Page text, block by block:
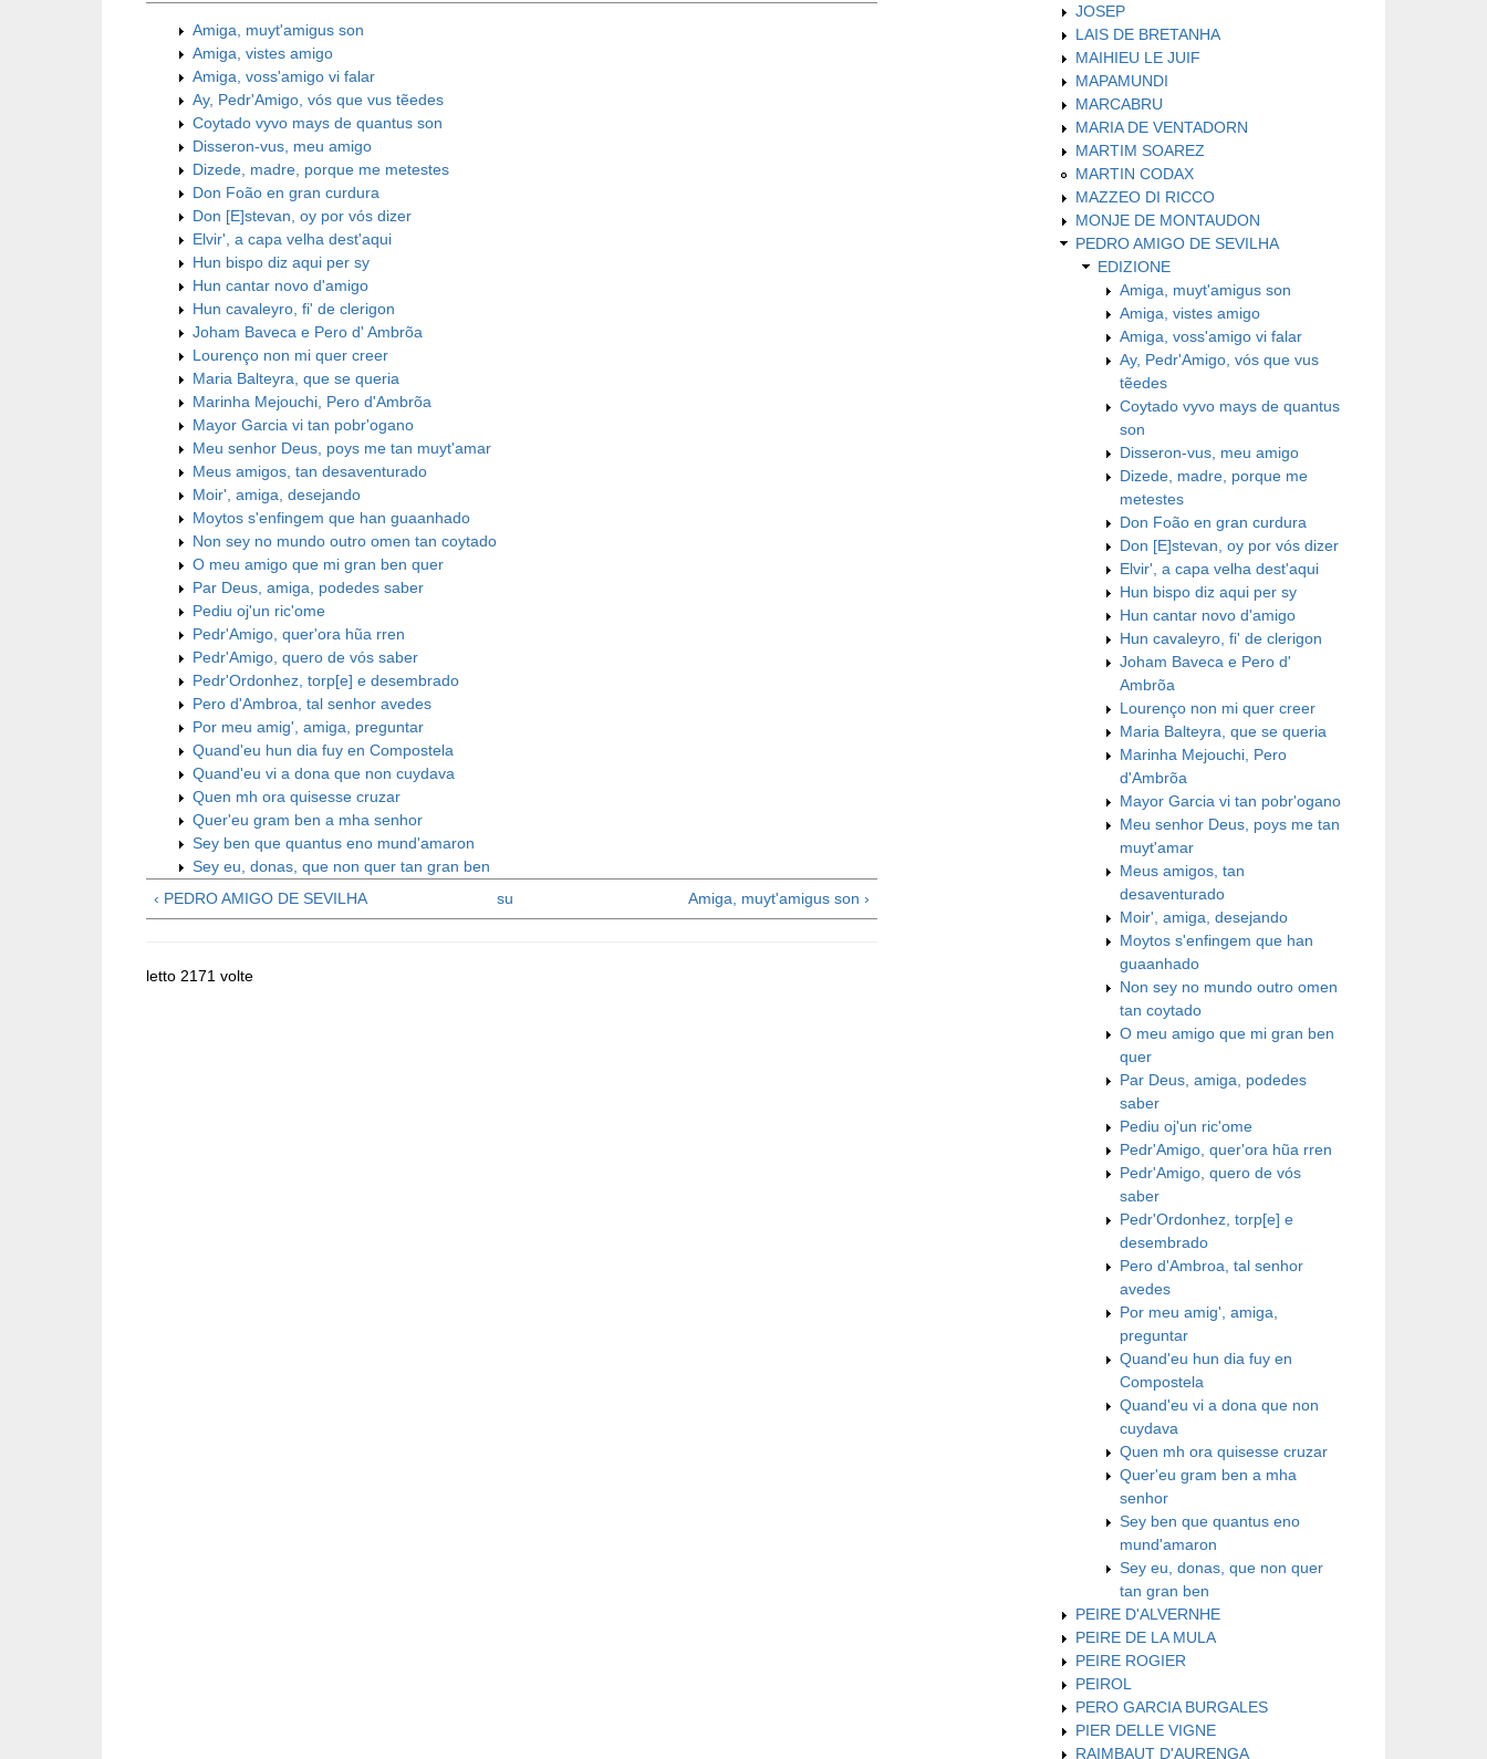
Amiga, muyt'amigus son
Amiga, vistes amigo
Amiga, voss'amigo vi falar
Ay, Pedr'Amigo, vós que vus tẽedes
Coytado vyvo mays de quantus son
Disseron-vus, meu amigo
Dizede, madre, porque me metestes
Don Foão en gran curdura
Don [E]stevan, oy por vós dizer
Elvir', a capa velha dest'aqui
Hun bispo diz aqui per sy
Hun cantar novo d'amigo
Hun cavaleyro, fi' de clerigon
Joham Baveca e Pero d' Ambrõa
Lourenço non mi quer creer
Maria Balteyra, que se queria
Marinha Mejouchi, Pero d'Ambrõa
Mayor Garcia vi tan pobr'ogano
Meu senhor Deus, poys me tan muyt'amar
Meus amigos, tan desaventurado
Moir', amiga, desejando
Moytos s'enfingem que han guaanhado
Non sey no mundo outro omen tan coytado
O meu amigo que mi gran ben quer
Par Deus, amiga, podedes saber
Pediu oj'un ric'ome
Pedr'Amigo, quer'ora hũa rren
Pedr'Amigo, quero de vós saber
Pedr'Ordonhez, torp[e] e desembrado
Pero d'Ambroa, tal senhor avedes
Por meu amig', amiga, preguntar
Quand'eu hun dia fuy en Compostela
Quand'eu vi a dona que non cuydava
Quen mh ora quisesse cruzar
Quer'eu gram ben a mha senhor
Sey ben que quantus eno mund'amaron
Sey eu, donas, que non quer tan gran ben
‹ PEDRO AMIGO DE SEVILHA
su Amiga, muyt'amigus son ›
letto 2171 volte
JOSEP
LAIS DE BRETANHA
MAIHIEU LE JUIF
MAPAMUNDI
MARCABRU
MARIA DE VENTADORN
MARTIM SOAREZ
MARTIN CODAX
MAZZEO DI RICCO
MONJE DE MONTAUDON
PEDRO AMIGO DE SEVILHA
EDIZIONE
Amiga, muyt'amigus son
Amiga, vistes amigo
Amiga, voss'amigo vi falar
Ay, Pedr'Amigo, vós que vus
tẽedes
Coytado vyvo mays de quantus
son
Disseron-vus, meu amigo
Dizede, madre, porque me
metestes
Don Foão en gran curdura
Don [E]stevan, oy por vós dizer
Elvir', a capa velha dest'aqui
Hun bispo diz aqui per sy
Hun cantar novo d'amigo
Hun cavaleyro, fi' de clerigon
Joham Baveca e Pero d'
Ambrõa
Lourenço non mi quer creer
Maria Balteyra, que se queria
Marinha Mejouchi, Pero
d'Ambrõa
Mayor Garcia vi tan pobr'ogano
Meu senhor Deus, poys me tan
muyt'amar
Meus amigos, tan
desaventurado
Moir', amiga, desejando
Moytos s'enfingem que han
guaanhado
Non sey no mundo outro omen
tan coytado
O meu amigo que mi gran ben
quer
Par Deus, amiga, podedes
saber
Pediu oj'un ric'ome
Pedr'Amigo, quer'ora hũa rren
Pedr'Amigo, quero de vós
saber
Pedr'Ordonhez, torp[e] e
desembrado
Pero d'Ambroa, tal senhor
avedes
Por meu amig', amiga,
preguntar
Quand'eu hun dia fuy en
Compostela
Quand'eu vi a dona que non
cuydava
Quen mh ora quisesse cruzar
Quer'eu gram ben a mha
senhor
Sey ben que quantus eno
mund'amaron
Sey eu, donas, que non quer
tan gran ben
PEIRE D'ALVERNHE
PEIRE DE LA MULA
PEIRE ROGIER
PEIROL
PERO GARCIA BURGALES
PIER DELLE VIGNE
RAIMBAUT D'AURENGA